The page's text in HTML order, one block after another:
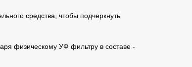
средства, чтобы подчеркнуть
физическому УФ фильтру в составе -